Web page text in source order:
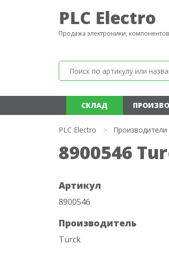
PLC Electro
Продажа электроники,
СКЛАД
PLC Electro > Производители
8900546
Артикул
8900546
Производитель
Turck